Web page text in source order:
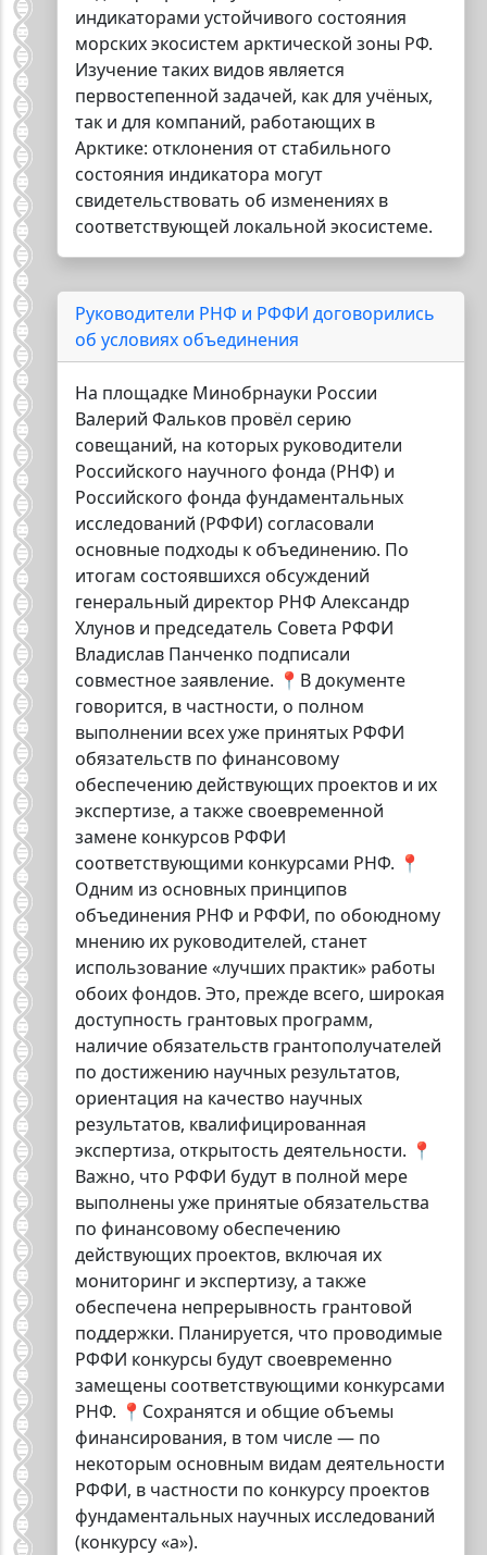
индикаторами устойчивого состояния
морских экосистем арктической зоны РФ.
Изучение таких видов является
первостепенной задачей, как для учёных,
так и для компаний, работающих в
Арктике: отклонения от стабильного
состояния индикатора могут
свидетельствовать об изменениях в
соответствующей локальной экосистеме.
Руководители РНФ и РФФИ договорились
об условиях объединения
На площадке Минобрнауки России
Валерий Фальков провёл серию
совещаний, на которых руководители
Российского научного фонда (РНФ) и
Российского фонда фундаментальных
исследований (РФФИ) согласовали
основные подходы к объединению. По
итогам состоявшихся обсуждений
генеральный директор РНФ Александр
Хлунов и председатель Совета РФФИ
Владислав Панченко подписали
совместное заявление. 📍В документе
говорится, в частности, о полном
выполнении всех уже принятых РФФИ
обязательств по финансовому
обеспечению действующих проектов и их
экспертизе, а также своевременной
замене конкурсов РФФИ
соответствующими конкурсами РНФ. 📍
Одним из основных принципов
объединения РНФ и РФФИ, по обоюдному
мнению их руководителей, станет
использование «лучших практик» работы
обоих фондов. Это, прежде всего, широкая
доступность грантовых программ,
наличие обязательств грантополучателей
по достижению научных результатов,
ориентация на качество научных
результатов, квалифицированная
экспертиза, открытость деятельности. 📍
Важно, что РФФИ будут в полной мере
выполнены уже принятые обязательства
по финансовому обеспечению
действующих проектов, включая их
мониторинг и экспертизу, а также
обеспечена непрерывность грантовой
поддержки. Планируется, что проводимые
РФФИ конкурсы будут своевременно
замещены соответствующими конкурсами
РНФ. 📍Сохранятся и общие объемы
финансирования, в том числе — по
некоторым основным видам деятельности
РФФИ, в частности по конкурсу проектов
фундаментальных научных исследований
(конкурсу «а»).